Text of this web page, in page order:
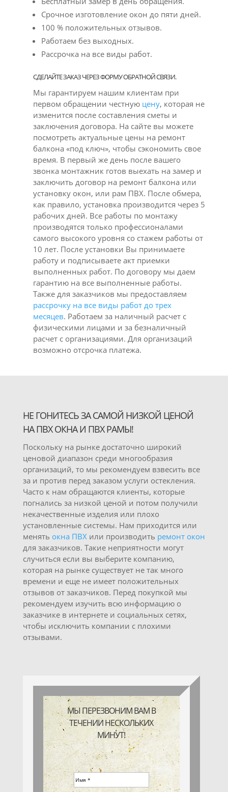
Срочное изготовление окон до пяти дней.
100 % положительных отзывов.
Работаем без выходных.
Рассрочка на все виды работ.
СДЕЛАЙТЕ ЗАКАЗ ЧЕРЕЗ ФОРМУ ОБРАТНОЙ СВЯЗИ.
Мы гарантируем нашим клиентам при
первом обращении честную цену, которая не
изменится после составления сметы и
заключения договора. На сайте вы можете
посмотреть актуальные цены на ремонт
балкона «под ключ», чтобы сэкономить свое
время. В первый же день после вашего
звонка монтажник готов выехать на замер и
заключить договор на ремонт балкона или
установку окон, или рам ПВХ. После обмера,
как правило, установка производится через 5
рабочих дней. Все работы по монтажу
производятся только профессионалами
самого высокого уровня со стажем работы от
10 лет. После установки Вы принимаете
работу и подписываете акт приемки
выполненных работ. По договору мы даем
гарантию на все выполненные работы.
Также для заказчиков мы предоставляем
рассрочку на все виды работ до трех
месяцев. Работаем за наличный расчет с
физическими лицами и за безналичный
расчет с организациями. Для организаций
возможно отсрочка платежа.
НЕ ГОНИТЕСЬ ЗА САМОЙ НИЗКОЙ ЦЕНОЙ
НА ПВХ ОКНА И ПВХ РАМЫ!
Поскольку на рынке достаточно широкий
ценовой диапазон среди многообразия
организаций, то мы рекомендуем взвесить все
за и против перед заказом услуги остекления.
Часто к нам обращаются клиенты, которые
погнались за низкой ценой и потом получили
некачественные изделия или плохо
установленные системы. Нам приходится или
менять окна ПВХили производить ремонт окон
для заказчиков. Такие неприятности могут
случиться если вы выберите компанию,
которая на рынке существует не так много
времени и еще не имеет положительных
отзывов от заказчиков. Перед покупкой мы
рекомендуем изучить всю информацию о
заказчике в интернете и социальных сетях,
чтобы исключить компании с плохими
отзывами.
МЫ ПЕРЕЗВОНИМ ВАМ В
ТЕЧЕНИИ НЕСКОЛЬКИХ
МИНУТ!